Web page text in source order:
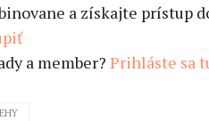
a získajte prístup
a member? Prihláste sa